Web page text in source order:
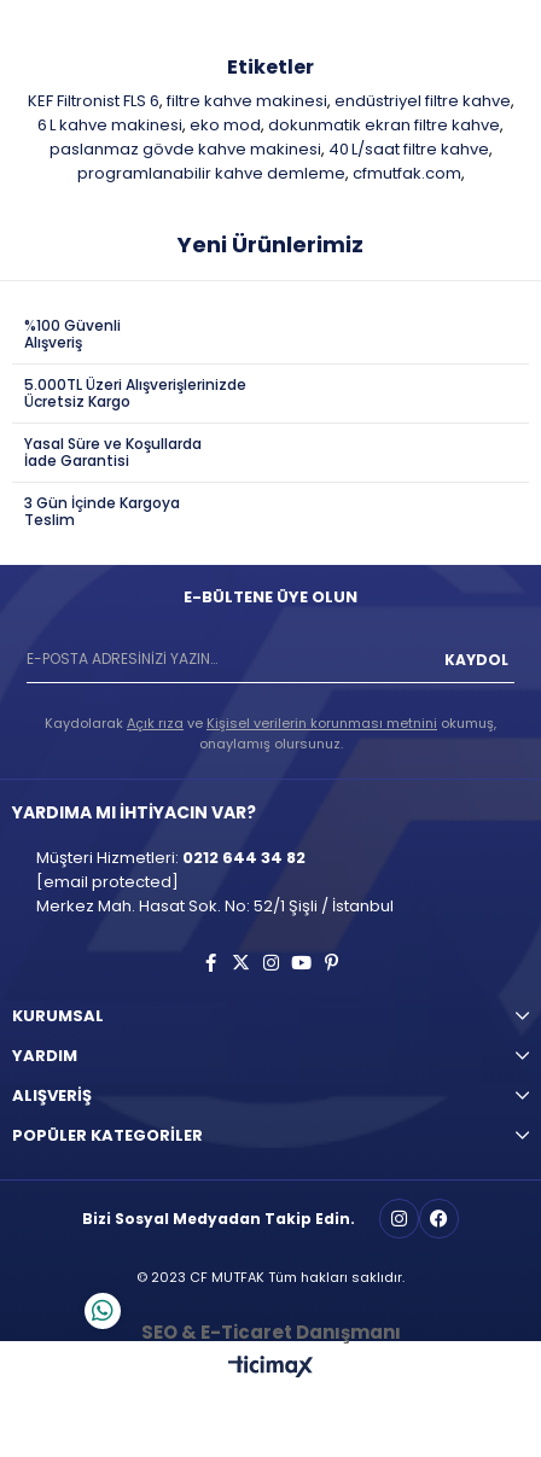
Etiketler
KEF Filtronist FLS 6, filtre kahve makinesi, endüstriyel filtre kahve,
6 L kahve makinesi, eko mod, dokunmatik ekran filtre kahve,
paslanmaz gövde kahve makinesi, 40 L/saat filtre kahve,
programlanabilir kahve demleme, cfmutfak.com,
Yeni Ürünlerimiz
%100 Güvenli
Alışveriş
5.000TL Üzeri Alışverişlerinizde
Ücretsiz Kargo
Yasal Süre ve Koşullarda
İade Garantisi
3 Gün İçinde Kargoya
Teslim
E-BÜLTENE ÜYE OLUN
KAYDOL
KaydolarakAçık rıza ve Kişisel verilerin korunması metnini okumuş,
onaylamış olursunuz.
YARDIMA MI İHTİYACIN VAR?
Müşteri Hizmetleri: 0212 644 34 82
[email protected]
Merkez Mah. Hasat Sok. No: 52/1 Şişli / İstanbul
KURUMSAL
YARDIM
ALIŞVERİŞ
POPÜLER KATEGORİLER
Bizi Sosyal Medyadan Takip Edin.
© 2023 CF MUTFAK Tüm hakları saklıdır.
SEO & E-Ticaret Danışmanı